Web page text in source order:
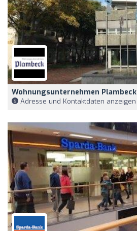
Wohnungsunternehmen Plambeck
Adresse und Kontaktdaten anzeigen